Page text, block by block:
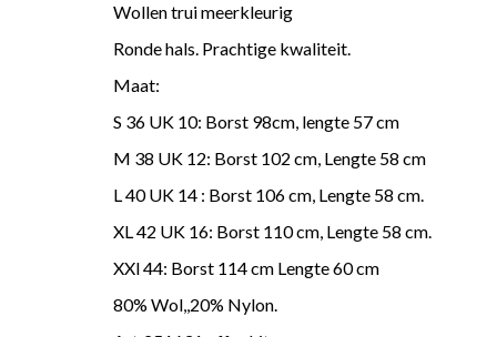
Wollen trui meerkleurig
Ronde hals. Prachtige kwaliteit.
Maat:
S 36 UK 10: Borst 98cm, lengte 57 cm
M 38 UK 12: Borst 102 cm, Lengte 58 cm
L 40 UK 14 : Borst 106 cm, Lengte 58 cm.
XL 42 UK 16: Borst 110 cm, Lengte 58 cm.
XXl 44: Borst 114 cm Lengte 60 cm
80% Wol,,20% Nylon.